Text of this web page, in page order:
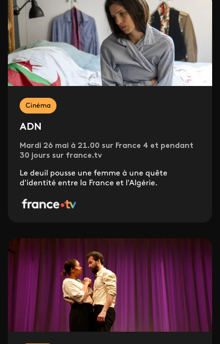
Cinéma
ADN
Mardi 26 mai à 21.00 sur France 4 et pendant
30 jours sur france.tv
Le deuil pousse une femme à une quête
d'identité entre la France et l'Algérie.